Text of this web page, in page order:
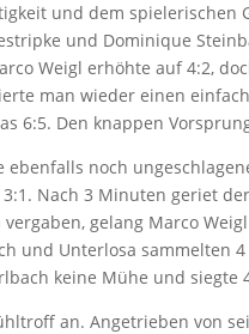
und dem spielerischen
und Dominique
Weigl erhöhte auf 4:2,
man wieder einen
6:5. Den knappen
noch
Nach 3 Minuten geriet
gelang Marco
und Unterlosa sammelten
keine Mühe und siegte
an. Angetrieben von